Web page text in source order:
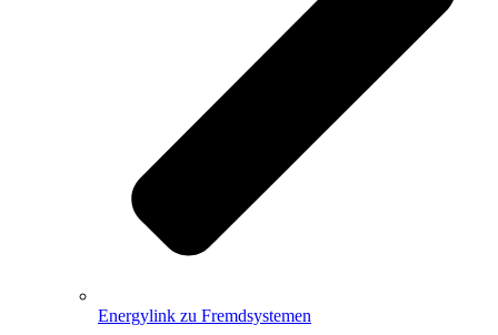
Energylink zu Fremdsystemen